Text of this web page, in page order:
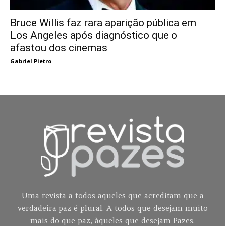
Bruce Willis faz rara aparição pública em
Los Angeles após diagnóstico que o
afastou dos cinemas
Gabriel Pietro
Uma revista a todos aqueles que acreditam que a
verdadeira paz é plural. A todos que desejam muito
mais do que paz, àqueles que desejam Pazes.